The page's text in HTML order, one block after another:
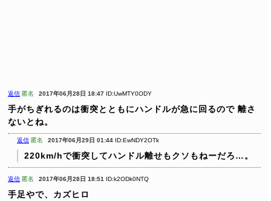
返信 匿名 2017年06月28日 18:47 ID:UwMTY0ODY
手がちぎれるのは衝突とともにハンドルが急に回るので 離さ
ないとね。
返信 匿名 2017年06月29日 01:44 ID:EwNDY2OTk
220km/hで衝突してハンドル離せもクソもねーだろ…。
返信 匿名 2017年06月28日 18:51 ID:k2ODk0NTQ
手足やで、カズヒロ